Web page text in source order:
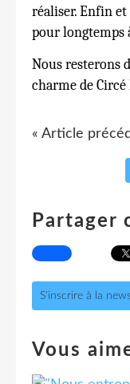
réaliser. Enfin
pour longtemps
Nous resterons
charme de
« Article
Partager
S'inscrire à la
Vous